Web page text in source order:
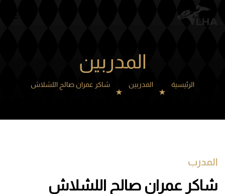
المدربين
الرئيسية المدربين شاكر عمران صالح اللشلاش
المدرب
شاكر عمران صالح اللشلاش